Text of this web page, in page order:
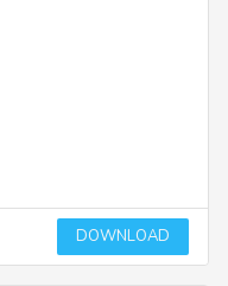
DOWNLOAD